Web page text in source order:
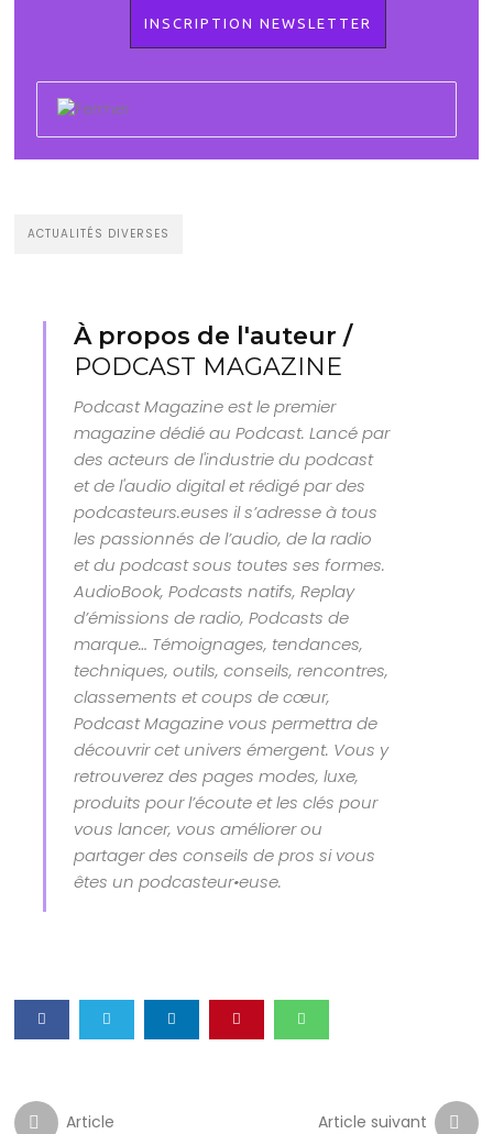
ACTUALITÉS DIVERSES
À propos de l'auteur /
PODCAST MAGAZINE
Podcast Magazine est le premier
magazine dédié au Podcast. Lancé par
des acteurs de l'industrie du podcast
et de l'audio digital et rédigé par des
podcasteurs.euses il s’adresse à tous
les passionnés de l’audio, de la radio
et du podcast sous toutes ses formes.
AudioBook, Podcasts natifs, Replay
d’émissions de radio, Podcasts de
marque… Témoignages, tendances,
techniques, outils, conseils, rencontres,
classements et coups de cœur,
Podcast Magazine vous permettra de
découvrir cet univers émergent. Vous y
retrouverez des pages modes, luxe,
produits pour l’écoute et les clés pour
vous lancer, vous améliorer ou
partager des conseils de pros si vous
êtes un podcasteur•euse.
Article
Article suivant